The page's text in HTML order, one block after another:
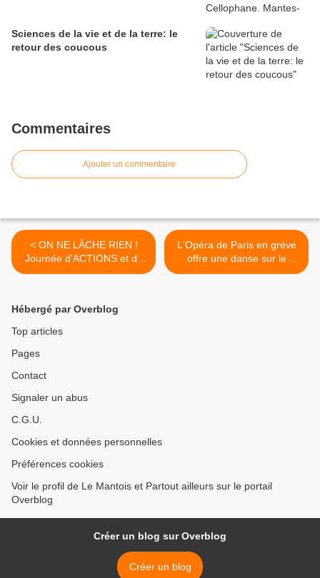
Sciences de la vie et de la terre: le
retour des coucous
Commentaires
Ajouter un commentaire
< ON NE LÂCHE RIEN !
Journée d'ACTIONS et de
MANIFESTATIONS partout
L'Opéra de Paris en grève
offre une danse sur le
parvis du palais Garnier >
Hébergé par Overblog
Top articles
Pages
Contact
Signaler un abus
C.G.U.
Cookies et données personnelles
Préférences cookies
Voir le profil de Le Mantois et Partout ailleurs sur le portail
Overblog
Créer un blog sur Overblog
Créer un blog